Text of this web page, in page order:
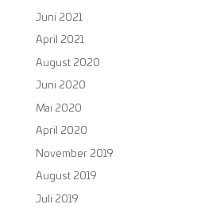
Juni 2021
April 2021
August 2020
Juni 2020
Mai 2020
April 2020
November 2019
August 2019
Juli 2019